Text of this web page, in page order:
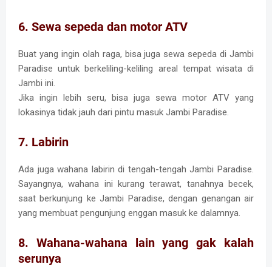
6. Sewa sepeda dan motor ATV
Buat yang ingin olah raga, bisa juga sewa sepeda di Jambi
Paradise untuk berkeliling-keliling areal tempat wisata di
Jambi ini.
Jika ingin lebih seru, bisa juga sewa motor ATV yang
lokasinya tidak jauh dari pintu masuk Jambi Paradise.
7. Labirin
Ada juga wahana labirin di tengah-tengah Jambi Paradise.
Sayangnya, wahana ini kurang terawat, tanahnya becek,
saat berkunjung ke Jambi Paradise, dengan genangan air
yang membuat pengunjung enggan masuk ke dalamnya.
8. Wahana-wahana lain yang gak kalah
serunya